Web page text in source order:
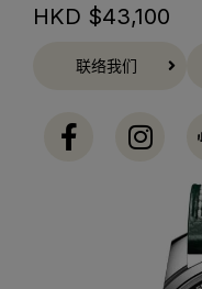
HKD $43,100
联络我们